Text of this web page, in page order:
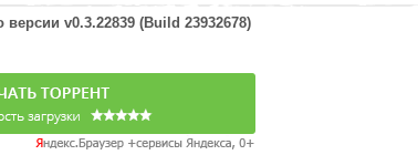
версии v0.3.22839 (Build 23932678)